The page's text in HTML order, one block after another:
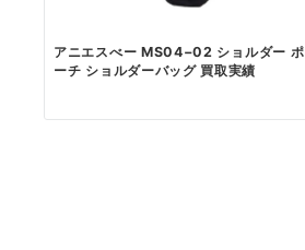
アニエスべー MS04−02 ショルダー ポ
ーチ ショルダーバッグ 買取実績